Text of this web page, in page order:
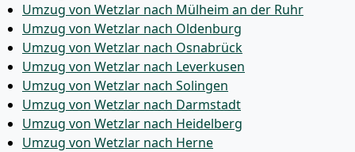
Umzug von Wetzlar nach Mülheim an der Ruhr
Umzug von Wetzlar nach Oldenburg
Umzug von Wetzlar nach Osnabrück
Umzug von Wetzlar nach Leverkusen
Umzug von Wetzlar nach Solingen
Umzug von Wetzlar nach Darmstadt
Umzug von Wetzlar nach Heidelberg
Umzug von Wetzlar nach Herne